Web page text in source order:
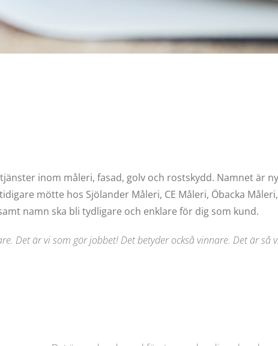
inom måleri, fasad, golv och rostskydd. Namnet är
mötte hos Sjölander Måleri, CE Måleri, Öbacka
namn ska bli tydligare och enklare för dig som kund.
Det är vi som gör jobbet! Det betyder också vinnare. Det är så